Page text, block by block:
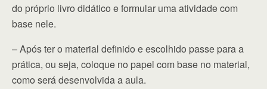
do próprio livro didático e formular uma atividade com
base nele.
– Após ter o material definido e escolhido passe para a
prática, ou seja, coloque no papel com base no material,
como será desenvolvida a aula.